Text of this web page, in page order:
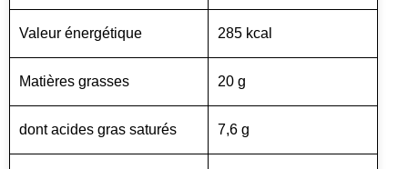
Valeur énergétique 285 kcal
Matières grasses 20 g
dont acides gras saturés 7,6 g